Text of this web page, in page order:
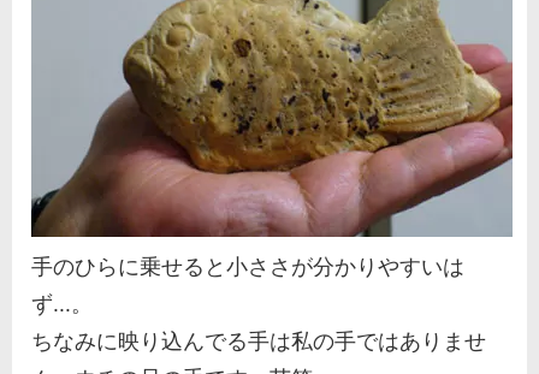
手のひらに乗せると小ささが分かりやすいは
ず...。
ちなみに映り込んでる手は私の手ではありませ